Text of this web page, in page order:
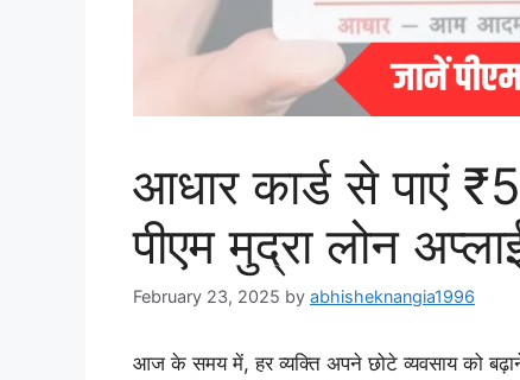
आधार कार्ड से पाएं
पीएम मुद्रा लोन
February 23, 2025 by abhisheknangia1996
आज के समय में, हर व्यक्ति अपने छोटे व्यवसाय को